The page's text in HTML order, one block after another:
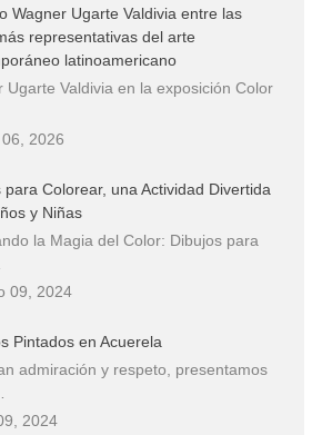
Wagner Ugarte Valdivia entre las
representativas del arte
latinoamericano
Ugarte Valdivia en la exposición Color
2026
para Colorear, una Actividad Divertida
y Niñas
la Magia del Color: Dibujos para
09, 2024
Pintados en Acuerela
admiración y respeto, presentamos
2024